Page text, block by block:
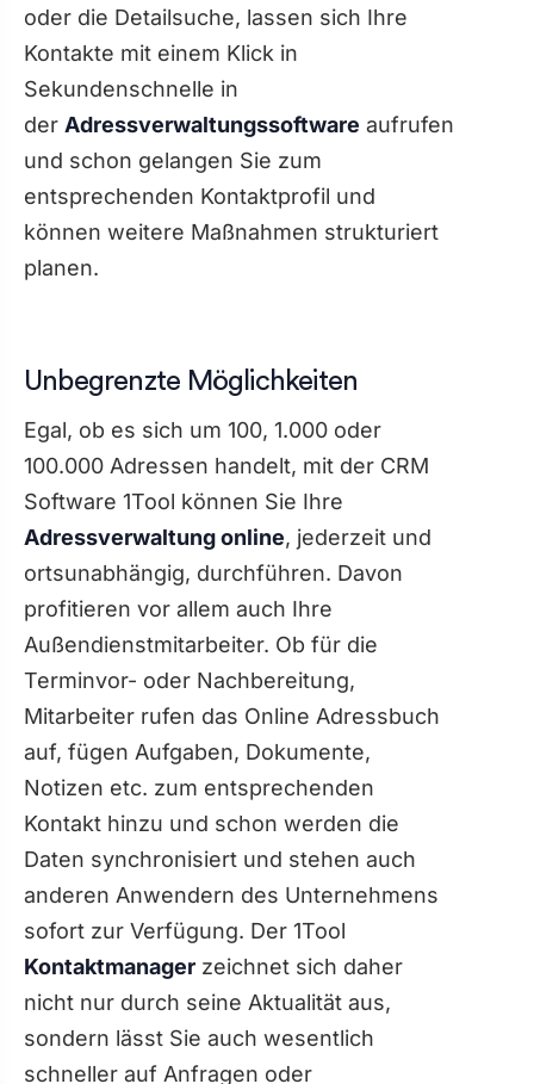
oder die Detailsuche, lassen sich Ihre
Kontakte mit einem Klick in
Sekundenschnelle in
der Adressverwaltungssoftware aufrufen
und schon gelangen Sie zum
entsprechenden Kontaktprofil und
können weitere Maßnahmen strukturiert
planen.
Unbegrenzte Möglichkeiten
Egal, ob es sich um 100, 1.000 oder
100.000 Adressen handelt, mit der CRM
Software 1Tool können Sie Ihre
Adressverwaltung online, jederzeit und
ortsunabhängig, durchführen. Davon
profitieren vor allem auch Ihre
Außendienstmitarbeiter. Ob für die
Terminvor- oder Nachbereitung,
Mitarbeiter rufen das Online Adressbuch
auf, fügen Aufgaben, Dokumente,
Notizen etc. zum entsprechenden
Kontakt hinzu und schon werden die
Daten synchronisiert und stehen auch
anderen Anwendern des Unternehmens
sofort zur Verfügung. Der 1Tool
Kontaktmanager zeichnet sich daher
nicht nur durch seine Aktualität aus,
sondern lässt Sie auch wesentlich
schneller auf Anfragen oder